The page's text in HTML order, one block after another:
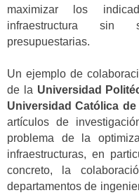
maximizar los
infraestructura sin
presupuestarias.
Un ejemplo de
de la Universidad
Universidad Católica de
artículos de
problema de la
infraestructuras, en
concreto, la
departamentos de